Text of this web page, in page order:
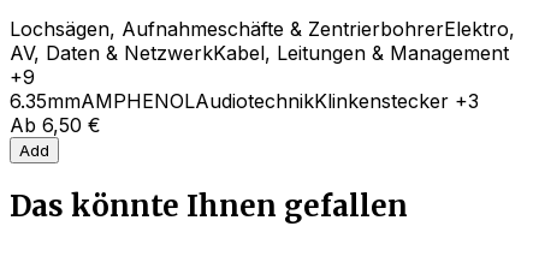
Lochsägen, Aufnahmeschäfte & ZentrierbohrerElektro,
AV, Daten & NetzwerkKabel, Leitungen & Management
+9
6.35mmAMPHENOLAudiotechnikKlinkenstecker +3
Ab 6,50 €
Add
Das könnte Ihnen gefallen